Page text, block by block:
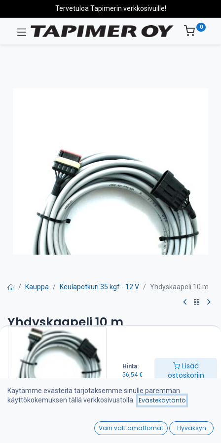
Hinta:
56,54€
Lisää
ostoskoriin
Wishlist
Tervetuloa Tapimerin verkkosivuille!
0
Kauppa Keulapotkuri 35 kgf - 12 V Yhdyskaapeli 10 m
Yhdyskaapeli 10 m
56,54€
Lisää ostoskoriin
Lisää toivelistalle
Käytämme evästeitä tarjotaksemme sinulle paremman
käyttökokemuksen tällä verkkosivustolla.
Evästekäytäntö
Vain välttämättömät Hyväksyn